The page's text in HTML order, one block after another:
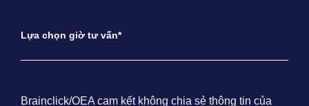
Lựa chọn giờ tư vấn*
Brainclick/OEA cam kết không chia sẻ thông tin của